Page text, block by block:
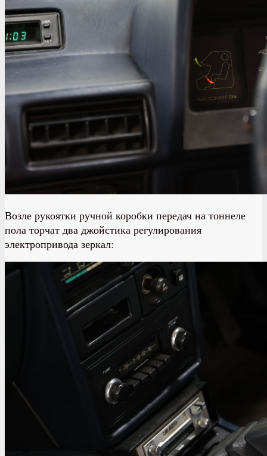
Возле рукоятки ручной коробки передач на тоннеле
пола торчат два джойстика регулирования
электропривода зеркал: